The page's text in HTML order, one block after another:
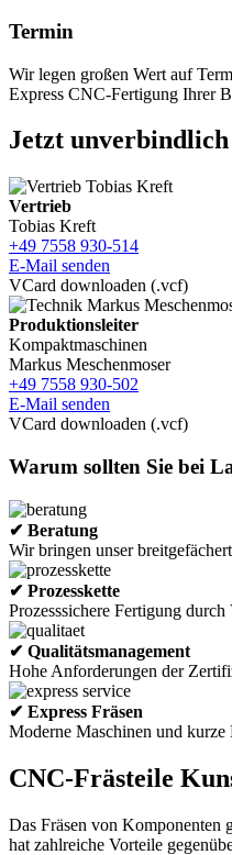
Termin
Wir legen großen Wert auf
Express CNC-Fertigung Ihrer
Jetzt unverbindlich
Vertrieb
Tobias Kreft
+49 7558 930-514
E-Mail senden
VCard downloaden (.vcf)
Produktionsleiter
Kompaktmaschinen
Markus Meschenmoser
+49 7558 930-502
E-Mail senden
VCard downloaden (.vcf)
Warum sollten Sie bei
✔ Beratung
Wir bringen unser
✔ Prozesskette
Prozesssichere Fertigung
✔ Qualitätsmanagement
Hohe Anforderungen der
✔ Express Fräsen
Moderne Maschinen und
CNC-Frästeile
Das Fräsen von Komponenten
hat zahlreiche Vorteile